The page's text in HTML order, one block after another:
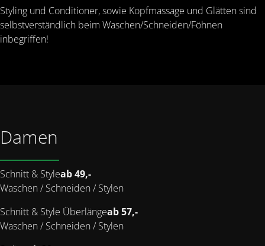
Styling und Conditioner, sowie Kopfmassage und Glätten sind
selbstverständlich beim Waschen/Schneiden/Föhnen
inbegriffen!
Damen
Schnitt & Styleab 49,-
Waschen / Schneiden / Stylen
Schnitt & Style Überlängeab 57,-
Waschen / Schneiden / Stylen